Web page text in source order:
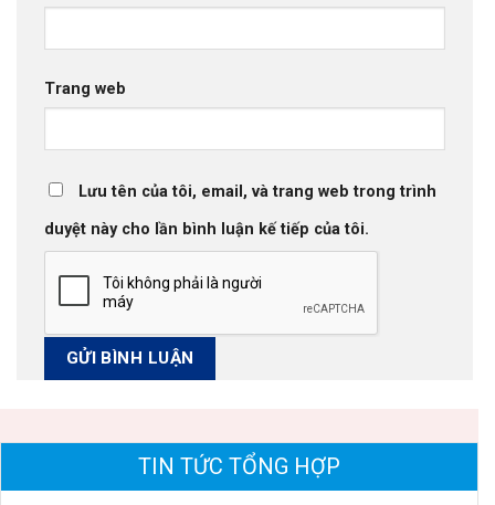
Trang web
Lưu tên của tôi, email, và trang web trong trình
duyệt này cho lần bình luận kế tiếp của tôi.
TIN TỨC TỔNG HỢP